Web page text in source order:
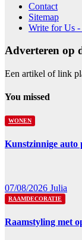
Contact
Sitemap
Write for Us -
Adverteren op
Een artikel of link
You missed
WONEN
Kunstzinnige auto
07/08/2026 Julia
RAAMDECORATIE
Raamstyling met